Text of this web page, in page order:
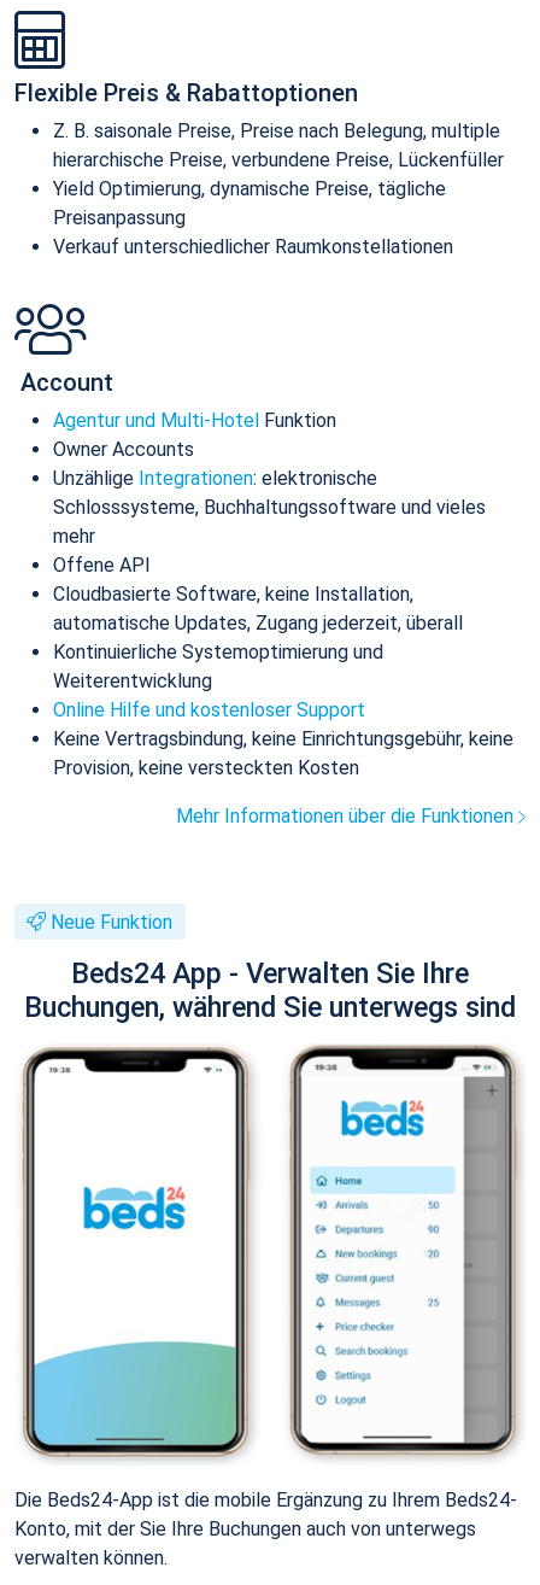
Flexible Preis & Rabattoptionen
Z. B. saisonale Preise, Preise nach Belegung, multiple
hierarchische Preise, verbundene Preise, Lückenfüller
Yield Optimierung, dynamische Preise, tägliche
Preisanpassung
Verkauf unterschiedlicher Raumkonstellationen
Account
Agentur und Multi-Hotel Funktion
Owner Accounts
Unzählige Integrationen: elektronische
Schlosssysteme, Buchhaltungssoftware und vieles
mehr
Offene API
Cloudbasierte Software, keine Installation,
automatische Updates, Zugang jederzeit, überall
Kontinuierliche Systemoptimierung und
Weiterentwicklung
Online Hilfe und kostenloser Support
Keine Vertragsbindung, keine Einrichtungsgebühr, keine
Provision, keine versteckten Kosten
Mehr Informationen über die Funktionen
Neue Funktion
Beds24 App - Verwalten Sie Ihre
Buchungen, während Sie unterwegs sind
Die Beds24-App ist die mobile Ergänzung zu Ihrem Beds24-
Konto, mit der Sie Ihre Buchungen auch von unterwegs
verwalten können.